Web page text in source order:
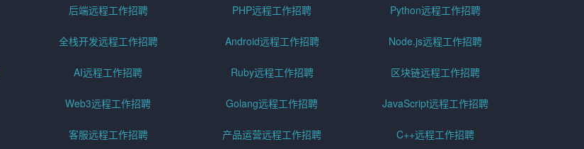
后端远程工作招聘 PHP远程工作招聘 Python远程工作招聘
全栈开发远程工作招聘 Android远程工作招聘 Node.js远程工作招聘
AI远程工作招聘 Ruby远程工作招聘 区块链远程工作招聘
Web3远程工作招聘 Golang远程工作招聘 JavaScript远程工作招聘
客服远程工作招聘 产品运营远程工作招聘 C++远程工作招聘